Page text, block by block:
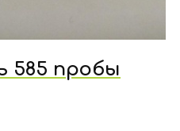
585 пробы